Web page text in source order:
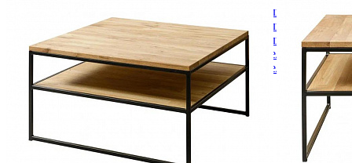
Шкафы 2-х дверные для одежды и белья
Шкафы 3-х дверные для одежды и белья
Шкафы 4-х дверные для одежды и белья
Шкафы 5-ти дверные для одежды и белья
Шкафы 6-ти дверные для одежды и белья
Шкафы купе для одежды и белья
Шкафы угловые для одежды и белья